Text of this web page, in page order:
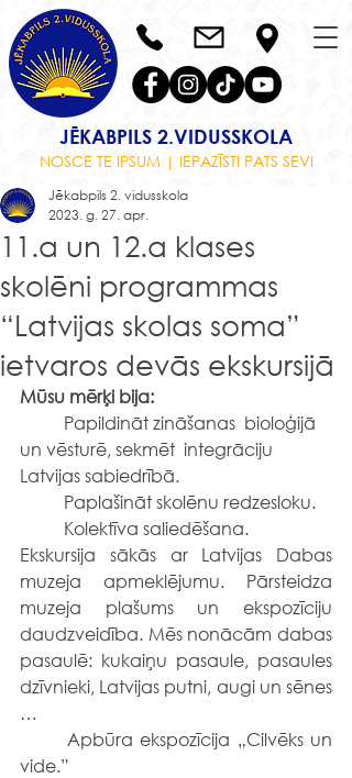
JĒKABPILS 2.VIDUSSKOLA
NOSCE TE IPSUM | IEPAZĪSTI PATS SEVI
11.a un 12.a klases
skolēni programmas
“Latvijas skolas soma”
ietvaros devās ekskursijā
Jēkabpils 2. vidusskola
2023. g. 27. apr.
Mūsu mērķi bija:
un vēsturē, sekmēt  integrāciju
Latvijas sabiedrībā.
	Paplašināt skolēnu redzesloku.
	Kolektīva saliedēšana.
Ekskursija sākās ar Latvijas Dabas
muzeja apmeklējumu. Pārsteidza
muzeja plašums un ekspozīciju
daudzveidība. Mēs nonācām dabas
pasaulē: kukaiņu pasaule, pasaules
dzīvnieki, Latvijas putni, augi un sēnes
…
vide.”